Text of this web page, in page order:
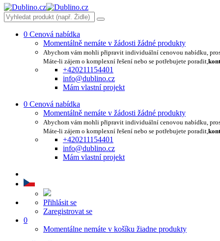
0 Cenová nabídka
Momentálně nemáte v žádosti žádné produkty
Abychom vám mohli připravit individuální cenovou nabídku,
Máte-li zájem o komplexní řešení nebo se potřebujete poradit,
+420211154401
info@dublino.cz
Mám vlastní projekt
0 Cenová nabídka
Momentálně nemáte v žádosti žádné produkty
Abychom vám mohli připravit individuální cenovou nabídku,
Máte-li zájem o komplexní řešení nebo se potřebujete poradit,
+420211154401
info@dublino.cz
Mám vlastní projekt
Přihlásit se
Zaregistrovat se
0
Momentálne nemáte v košíku žiadne produkty